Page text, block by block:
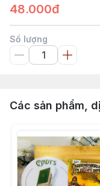
48.000đ
Số lượng
Các sản phẩm,